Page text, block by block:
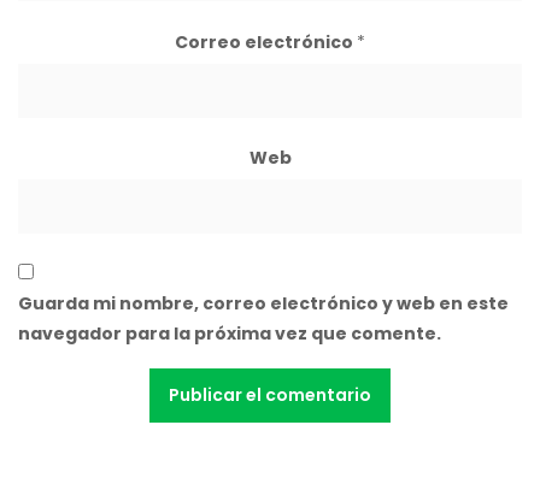
Correo electrónico *
Web
Guarda mi nombre, correo electrónico y web en este
navegador para la próxima vez que comente.